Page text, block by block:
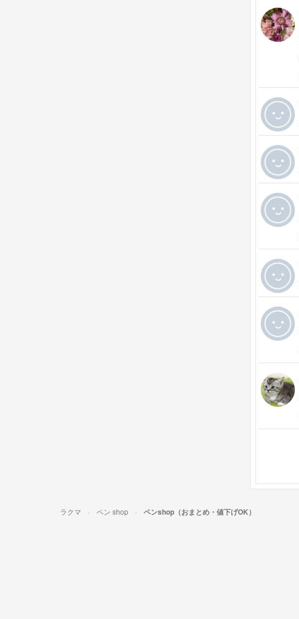
ラクマ ペン shop ペンshop（おまとめ・値下げOK）